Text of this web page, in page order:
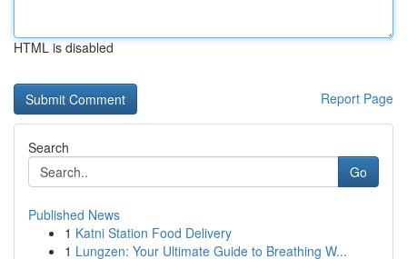
HTML is disabled
Report Page
Search
Go
Published News
1 Katni Station Food Delivery
1 Lungzen: Your Ultimate Guide to Breathing W...